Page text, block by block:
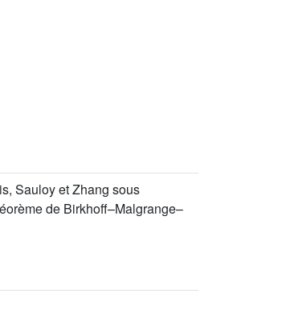
Sauloy et Zhang sous
de Birkhoff–Malgrange–